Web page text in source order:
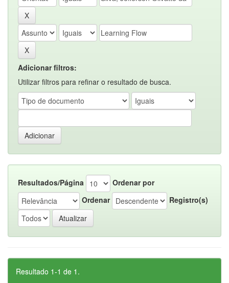
Adicionar filtros:
Utilizar filtros para refinar o resultado de busca.
Resultados/Página
Ordenar por
Ordenar
Registro(s)
Resultado 1-1 de 1.